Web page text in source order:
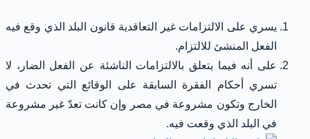
يسري على الالتزامات غير التعاقدية قانون البلد الذي وقع فيه
الفعل المنشئ للالتزام.
على أنه فيما يتعلق بالالتزامات الناشئة عن الفعل الضار، لا
تسري أحكام الفقرة السابقة على الوقائع التي تحدث في
الخارج وتكون مشروعة في مصر وإن كانت تعدّ غير مشروعة
في البلد الذي وقعت فيه.